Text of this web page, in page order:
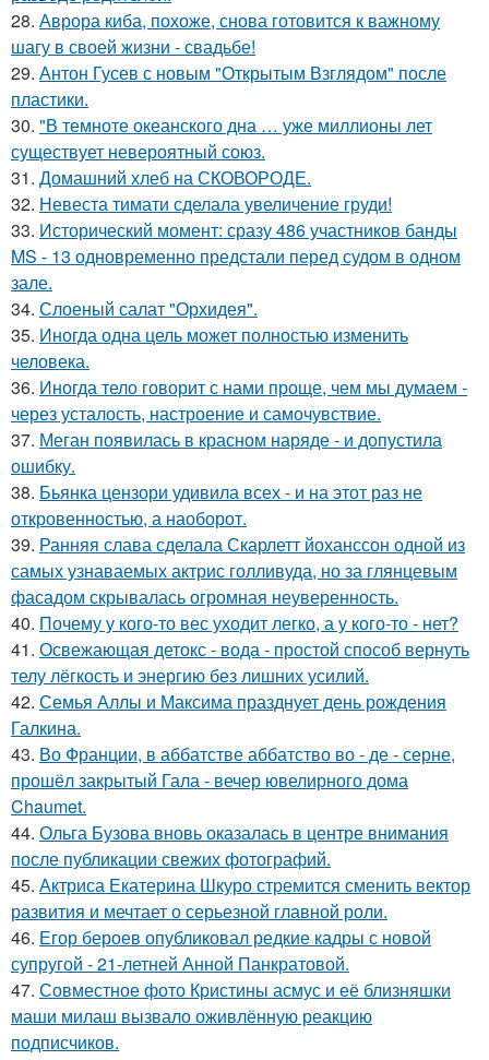
28. Аврора киба, похоже, снова готовится к важному
шагу в своей жизни - свадьбе!
29. Антон Гусев с новым "Открытым Взглядом" после
пластики.
30. "В темноте океанского дна … уже миллионы лет
существует невероятный союз.
31. Домашний хлеб на СКОВОРОДЕ.
32. Невеста тимати сделала увеличение груди!
33. Исторический момент: сразу 486 участников банды
MS - 13 одновременно предстали перед судом в одном
зале.
34. Слоеный салат "Орхидея".
35. Иногда одна цель может полностью изменить
человека.
36. Иногда тело говорит с нами проще, чем мы думаем -
через усталость, настроение и самочувствие.
37. Меган появилась в красном наряде - и допустила
ошибку.
38. Бьянка цензори удивила всех - и на этот раз не
откровенностью, а наоборот.
39. Ранняя слава сделала Скарлетт йоханссон одной из
самых узнаваемых актрис голливуда, но за глянцевым
фасадом скрывалась огромная неуверенность.
40. Почему у кого-то вес уходит легко, а у кого-то - нет?
41. Освежающая детокс - вода - простой способ вернуть
телу лёгкость и энергию без лишних усилий.
42. Семья Аллы и Максима празднует день рождения
Галкина.
43. Во Франции, в аббатстве аббатство во - де - серне,
прошёл закрытый Гала - вечер ювелирного дома
Chaumet.
44. Ольга Бузова вновь оказалась в центре внимания
после публикации свежих фотографий.
45. Актриса Екатерина Шкуро стремится сменить вектор
развития и мечтает о серьезной главной роли.
46. Егор бероев опубликовал редкие кадры с новой
супругой - 21-летней Анной Панкратовой.
47. Совместное фото Кристины асмус и её близняшки
маши милаш вызвало оживлённую реакцию
подписчиков.